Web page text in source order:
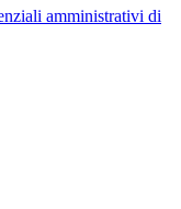
amministrativi di